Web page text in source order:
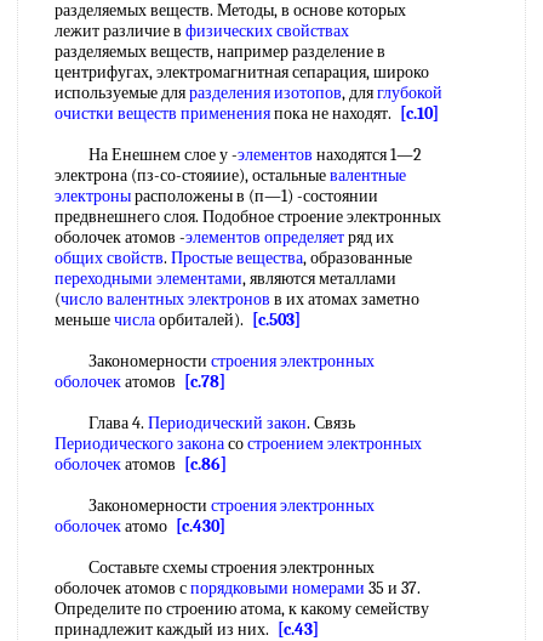
разделяемых веществ. Методы, в основе которых
лежит различие в физических свойствах
разделяемых веществ, например разделение в
центрифугах, электромагнитная сепарация, широко
используемые дляразделения изотопов, дляглубокой
очистки веществ примененияпока не находят.
[c.10]
На Енешнем слое у -элементов находятся 1—2
электрона (пз-со-стояиие), остальныевалентные
электронырасположены в (п—1) -состоянии
предвнешнего слоя. Подобное строение электронных
оболочек атомов -элементов определяетряд их
общих свойств. Простые вещества, образованные
переходными элементами, являются металлами
(число валентных электронов в их атомах заметно
меньшечислаорбиталей).
[c.503]
Закономерности строения электронных
оболочекатомов
[c.78]
Глава 4. Периодический закон. Связь
Периодического законасостроением электронных
оболочекатомов
[c.86]
Закономерности строения электронных
оболочекатомо [c.430]
Составьте схемы строения электронных
оболочек атомов спорядковыми номерами 35 и 37.
Определите по строению атома, к какому семейству
принадлежит каждый из них.
[c.43]